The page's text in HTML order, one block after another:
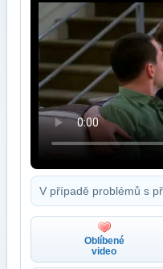
V případě problémů s
Oblíbené
video